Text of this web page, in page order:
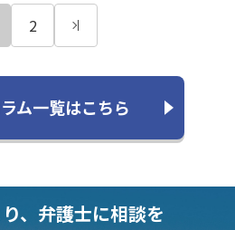
2
ム一覧はこちら
、弁護士に相談を